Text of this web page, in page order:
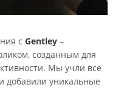
с Gentley –
созданным для
Мы учли все
добавили уникальные